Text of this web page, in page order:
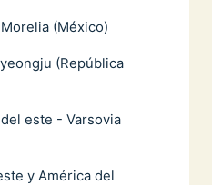
(México)
(República
este - Varsovia
y América del